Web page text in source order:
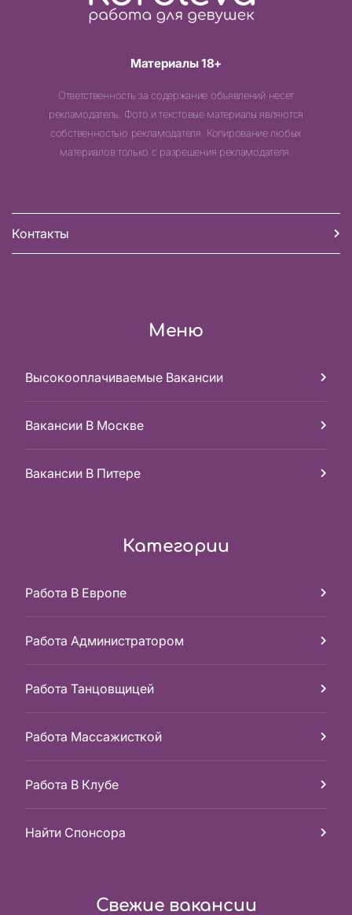
Материалы 18+
Ответственность за содержание объявлений несет
рекламодатель. Фото и текстовые материалы являются
собственностью рекламодателя. Копирование любых
материалов только с разрешения рекламодателя.
Контакты
Меню
Высокооплачиваемые Вакансии
Вакансии В Москве
Вакансии В Питере
Категории
Работа В Европе
Работа Администратором
Работа Танцовщицей
Работа Массажисткой
Работа В Клубе
Найти Спонсора
Свежие вакансии